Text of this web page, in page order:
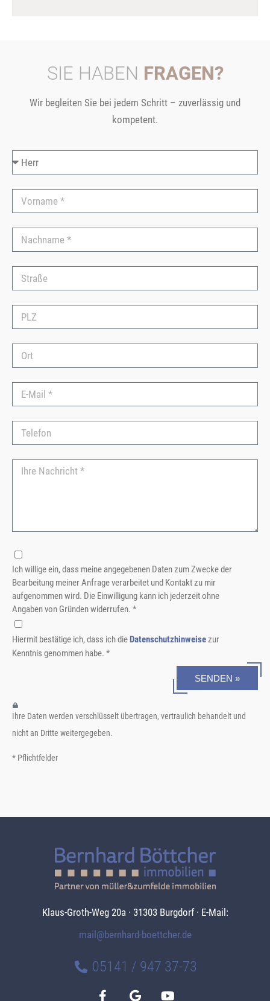
Klaus-Groth-Weg 20a · 31303 Burgdorf · E-Mail:
mail@bernhard-boettcher.de
05141 / 947 37-73
SIE HABEN FRAGEN?
Wir begleiten Sie bei jedem Schritt – zuverlässig und
kompetent.
Ich willige ein, dass meine angegebenen Daten zum Zwecke der
Bearbeitung meiner Anfrage verarbeitet und Kontakt zu mir
aufgenommen wird. Die Einwilligung kann ich jederzeit ohne
Angaben von Gründen widerrufen. *
Hiermit bestätige ich, dass ich die Datenschutzhinweisezur
Kenntnis genommen habe. *
SENDEN »
Ihre Daten werden verschlüsselt übertragen, vertraulich behandelt und
nicht an Dritte weitergegeben.
* Pflichtfelder